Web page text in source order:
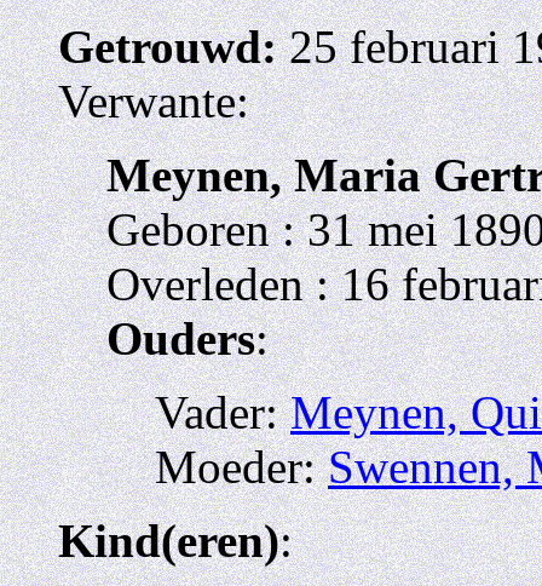
Getrouwd:25 februari
Verwante:
Meynen, Maria
Geboren : 31 mei
Overleden : 16
Ouders:
Vader:Meynen,
Moeder:Swennen,
Kind(eren):